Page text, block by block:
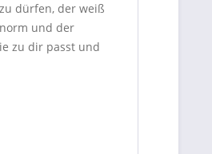
dürfen, der weiß
und der
zu dir passt und